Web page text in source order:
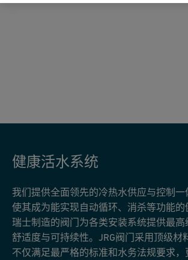
健康活水系统
我们提供全面领先的冷热水供应与控制一
使其成为能实现自动循环、消杀等功能的
瑞士制造的阀门为各类安装系统提供最高
舒适度与可持续性。JRG阀门采用顶级材
不仅满足最严格的标准和水务法规要求